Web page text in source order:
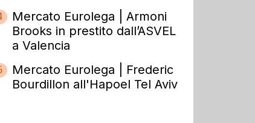
Mercato Eurolega | Armoni
Brooks in prestito dall’ASVEL
a Valencia
Mercato Eurolega | Frederic
Bourdillon all'Hapoel Tel Aviv